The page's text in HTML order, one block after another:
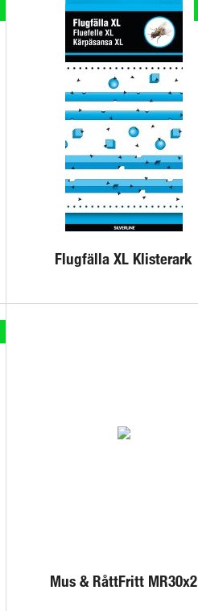
Flugfälla XL Klisterark
Mus & RåttFritt MR30x2